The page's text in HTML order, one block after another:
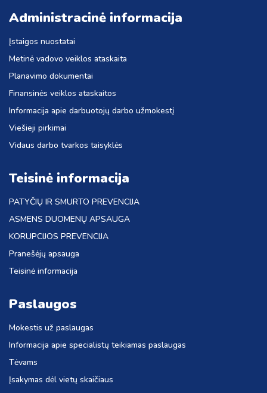
Administracinė informacija
Įstaigos nuostatai
Metinė vadovo veiklos ataskaita
Planavimo dokumentai
Finansinės veiklos ataskaitos
Informacija apie darbuotojų darbo užmokestį
Viešieji pirkimai
Vidaus darbo tvarkos taisyklės
Teisinė informacija
PATYČIŲ IR SMURTO PREVENCIJA
ASMENS DUOMENŲ APSAUGA
KORUPCIJOS PREVENCIJA
Pranešėjų apsauga
Teisinė informacija
Paslaugos
Mokestis už paslaugas
Informacija apie specialistų teikiamas paslaugas
Tėvams
Įsakymas dėl vietų skaičiaus